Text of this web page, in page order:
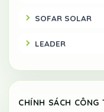
SOFAR SOLAR
LEADER
CHÍNH SÁCH CÔNG